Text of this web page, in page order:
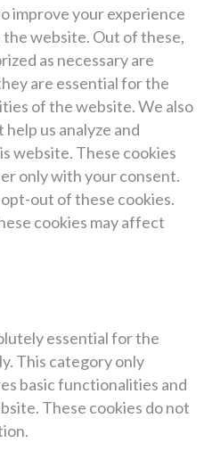
improve your experience
website. Out of these,
as necessary are
are essential for the
of the website. We also
us analyze and
website. These cookies
only with your consent.
out of these cookies.
cookies may affect
essential for the
This category only
basic functionalities and
These cookies do not